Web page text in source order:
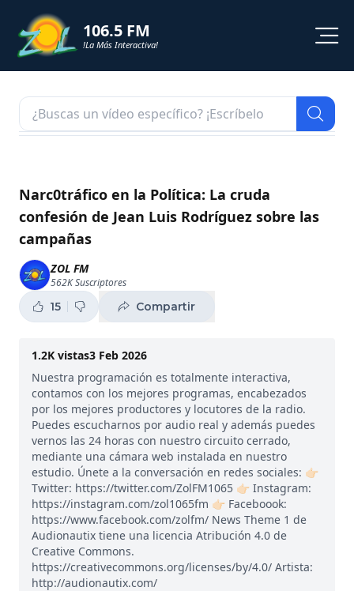
106.5 FM
!La Más Interactiva!
NOTICIAS
SHORTS
PODCAST
ZOL TV
Narc0tráfico en la Política: La cruda
confesión de Jean Luis Rodríguez sobre las
campañas
ZOL FM
562KSuscriptores
15 Compartir
1.2K vistas3 Feb 2026
Nuestra programación es totalmente interactiva,
contamos con los mejores programas, encabezados
por los mejores productores y locutores de la radio.
Puedes escucharnos por audio real y además puedes
vernos las 24 horas con nuestro circuito cerrado,
mediante una cámara web instalada en nuestro
estudio. Únete a la conversación en redes sociales: 👉🏻
Twitter: https://twitter.com/ZolFM1065 👉🏻 Instagram:
https://instagram.com/zol1065fm 👉🏻 Faceboook:
https://www.facebook.com/zolfm/ News Theme 1 de
Audionautix tiene una licencia Atribución 4.0 de
Creative Commons.
https://creativecommons.org/licenses/by/4.0/ Artista:
http://audionautix.com/